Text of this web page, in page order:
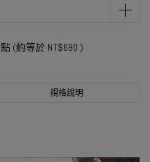
點 (約等於 NT$690 )
規格說明